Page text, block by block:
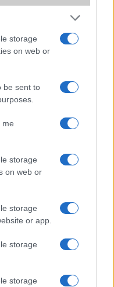
storage
on web or
be sent to
me
storage
on web or
storage
or app.
storage
storage
Galaxy modellen –
36W-os gyorstöltés
hoz a keresésbe és a
G szérián – és ezzel